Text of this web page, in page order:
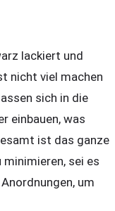
lackiert und
nicht viel machen
sich in die
einbauen, was
ist das ganze
sei es
um